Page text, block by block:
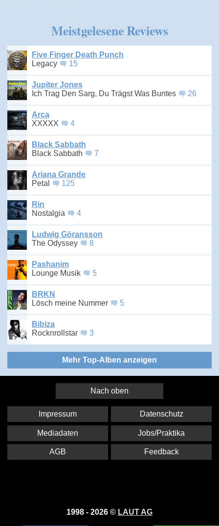
Meistgelesene Reviews
Five Finger Death Punch
Legacy
15
Jupiter Jones
Ich Trag Den Sarg, Du Trägst Was Buntes
26
Arca
XXXXX
4
Black Sabbath
Black Sabbath
7
Ariana Grande
Petal
125
Rin
Nostalgia
4
Ludwig Göransson
The Odyssey
8
Pashanim
Lounge Musik
5
BRKN
Lösch meine Nummer
5
Bibiza
Rocknrollstar
3
Mehr Top-Alben anzeigen
Nach oben
1998 - 2026 © LAUT AG
Impressum Datenschutz
Mediadaten Jobs/Praktika
AGB Feedback